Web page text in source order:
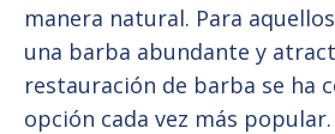
manera natural. Para
una barba abundante y
restauración de barba se ha
opción cada vez más